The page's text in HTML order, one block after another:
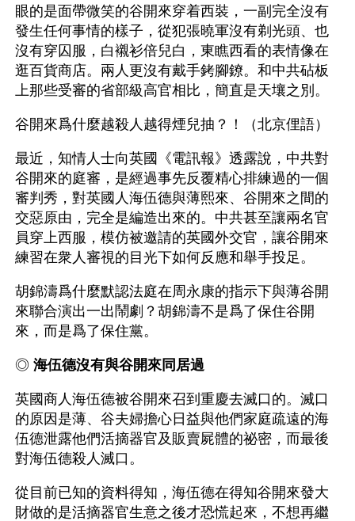
眼的是面帶微笑的谷開來穿着西裝，一副完全沒有
發生任何事情的樣子，從犯張曉軍沒有剃光頭、也
沒有穿囚服，白襯衫倍兒白，東瞧西看的表情像在
逛百貨商店。兩人更沒有戴手銬腳鐐。和中共砧板
上那些受審的省部級高官相比，簡直是天壤之別。
谷開來爲什麼越殺人越得煙兒抽？！（北京俚語）
最近，知情人士向英國《電訊報》透露說，中共對
谷開來的庭審，是經過事先反覆精心排練過的一個
審判秀，對英國人海伍德與薄熙來、谷開來之間的
交惡原由，完全是編造出來的。中共甚至讓兩名官
員穿上西服，模仿被邀請的英國外交官，讓谷開來
練習在衆人審視的目光下如何反應和舉手投足。
胡錦濤爲什麼默認法庭在周永康的指示下與薄谷開
來聯合演出一出鬧劇？胡錦濤不是爲了保住谷開
來，而是爲了保住黨。
◎ 海伍德沒有與谷開來同居過
英國商人海伍德被谷開來召到重慶去滅口的。滅口
的原因是薄、谷夫婦擔心日益與他們家庭疏遠的海
伍德泄露他們活摘器官及販賣屍體的祕密，而最後
對海伍德殺人滅口。
從目前已知的資料得知，海伍德在得知谷開來發大
財做的是活摘器官生意之後才恐慌起來，不想再繼